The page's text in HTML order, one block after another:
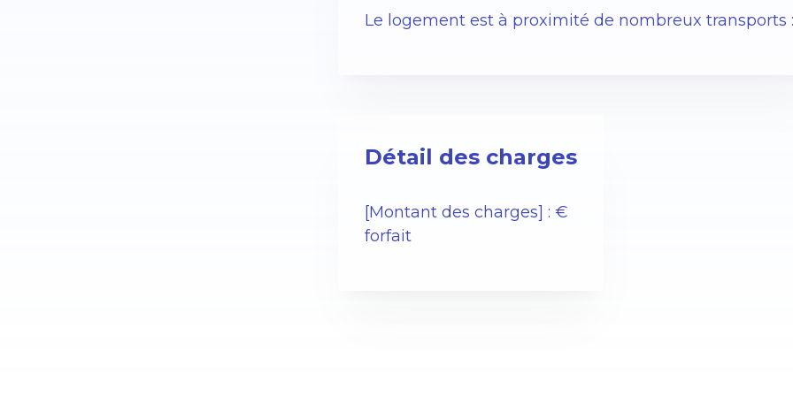
Le logement est à proximité de nombreux transports :
Détail des charges
[Montant des charges] : €
forfait